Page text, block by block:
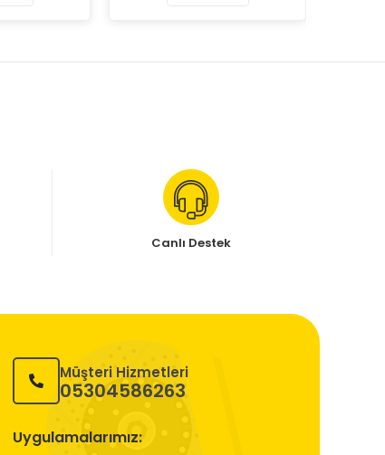
Canlı Destek
Müşteri Hizmetleri
05304586263
Uygulamalarımız: